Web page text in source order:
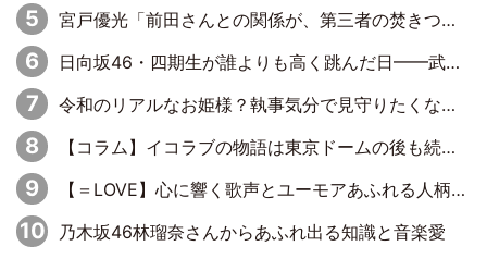
宮戸優光「前田さんとの関係が、第三者の焚きつけのようなかたちで壊されてしまったのは、悲しいことですよ」【UWF】
日向坂46・四期生が誰よりも高く跳んだ日━━武道館3Daysで見せつけた実力と一体感、そしてハッピーオーラ！
令和のリアルなお姫様？執事気分で見守りたくなる＝LOVE屈指の天然カワイイ音嶋莉沙さん
【コラム】イコラブの物語は東京ドームの後も続くのか
【＝LOVE】心に響く歌声とユーモアあふれる人柄でファンに笑顔と元気を届けてくれる諸橋沙夏さんの魅力～Your Voice Is For Us～
乃木坂46林瑠奈さんからあふれ出る知識と音楽愛